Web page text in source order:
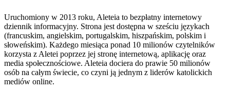
Uruchomiony w 2013 roku, Aleteia to bezpłatny internetowy
dziennik informacyjny. Strona jest dostępna w sześciu językach
(francuskim, angielskim, portugalskim, hiszpańskim, polskim i
słoweńskim). Każdego miesiąca ponad 10 milionów czytelników
korzysta z Aletei poprzez jej stronę internetową, aplikację oraz
media społecznościowe. Aleteia dociera do prawie 50 milionów
osób na całym świecie, co czyni ją jednym z liderów katolickich
mediów online.